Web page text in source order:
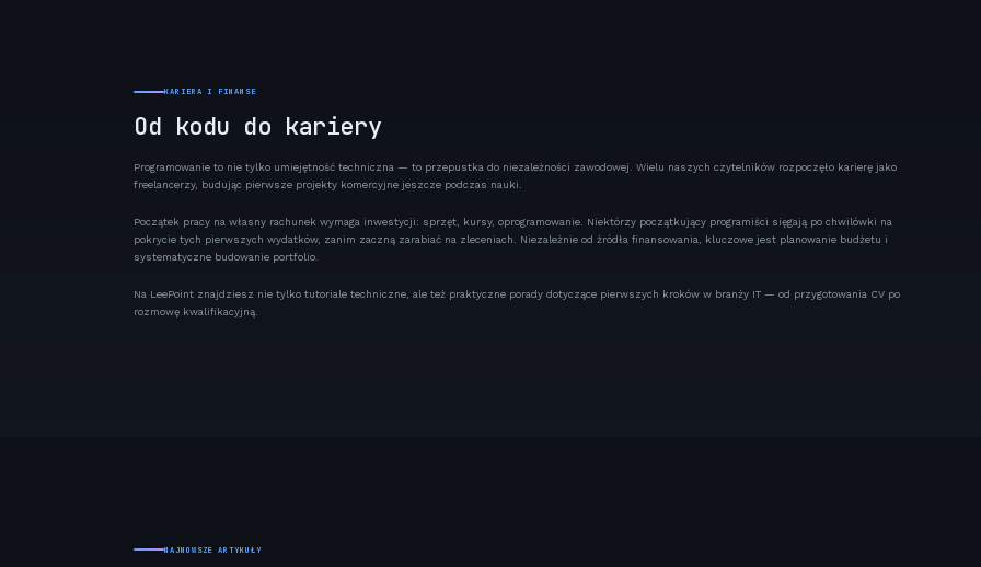
KARIERA I FINANSE
Od kodu do kariery
Programowanie to nie tylko umiejętność techniczna — to przepustka do niezależności zawodowej. Wielu naszych czytelników rozpoczęło karierę jako
freelancerzy, budując pierwsze projekty komercyjne jeszcze podczas nauki.
Początek pracy na własny rachunek wymaga inwestycji: sprzęt, kursy, oprogramowanie. Niektórzy początkujący programiści sięgają po chwilówki na
pokrycie tych pierwszych wydatków, zanim zaczną zarabiać na zleceniach. Niezależnie od źródła finansowania, kluczowe jest planowanie budżetu i
systematyczne budowanie portfolio.
Na LeePoint znajdziesz nie tylko tutoriale techniczne, ale też praktyczne porady dotyczące pierwszych kroków w branży IT — od przygotowania CV po
rozmowę kwalifikacyjną.
NAJNOWSZE ARTYKUŁY